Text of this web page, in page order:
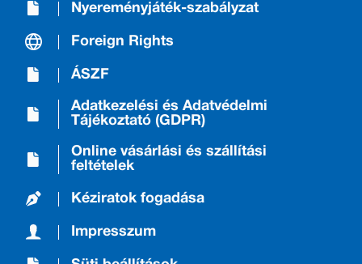
Nyereményjáték-szabályzat
Foreign Rights
ÁSZF
Adatkezelési és Adatvédelmi
Tájékoztató (GDPR)
Online vásárlási és szállítási
feltételek
Kéziratok fogadása
Impresszum